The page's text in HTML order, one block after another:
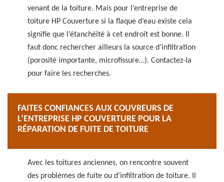
venant de la toiture. Mais pour l’entreprise de
toiture HP Couverture si la flaque d’eau existe cela
signifie que l’étanchéité à cet endroit est bonne. Il
faut donc rechercher ailleurs la source d’infiltration
(porosité importante, microfissure…). Contactez-la
pour faire les recherches.
FAITES CONFIANCES AUX COUVREURS DE
L’ENTREPRISE HP COUVERTURE POUR LA
RÉPARATION DE FUITE DE TOITURE
Avec les toitures anciennes, on rencontre souvent
des problèmes de fuite ou d’infiltration de toiture. Il